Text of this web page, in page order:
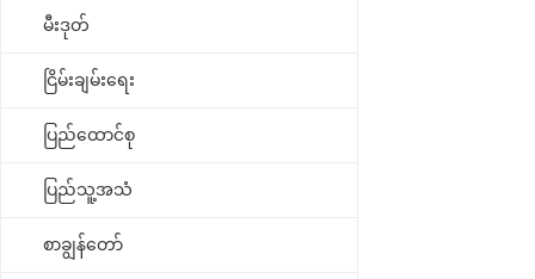
မီးဒုတ်
ငြိမ်းချမ်းရေး
ပြည်ထောင်စု
ပြည်သူ့အသံ
စာချွန်တော်